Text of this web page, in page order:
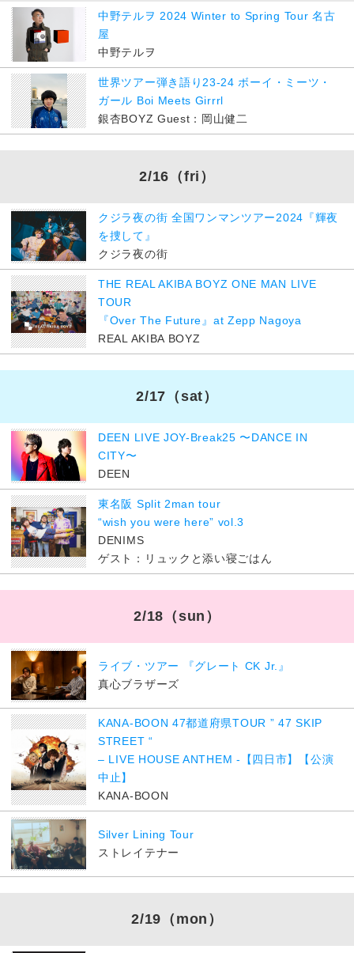
中野テルヲ 2024 Winter to Spring Tour 名古
屋
中野テルヲ
世界ツアー弾き語り23-24 ボーイ・ミーツ・
ガール Boi Meets Girrrl
銀杏BOYZ Guest：岡山健二
2/16 （fri）
クジラ夜の街 全国ワンマンツアー2024『輝夜
を捜して』
クジラ夜の街
THE REAL AKIBA BOYZ ONE MAN LIVE
TOUR
『Over The Future』at Zepp Nagoya
REAL AKIBA BOYZ
2/17 （sat）
DEEN LIVE JOY-Break25 〜DANCE IN
CITY〜
DEEN
東名阪 Split 2man tour
“wish you were here” vol.3
DENIMS
ゲスト：リュックと添い寝ごはん
2/18 （sun）
ライブ・ツアー 『グレート CK Jr.』
真心ブラザーズ
KANA-BOON 47都道府県TOUR ” 47 SKIP
STREET “
– LIVE HOUSE ANTHEM -【四日市】【公演
中止】
KANA-BOON
Silver Lining Tour
ストレイテナー
2/19 （mon）